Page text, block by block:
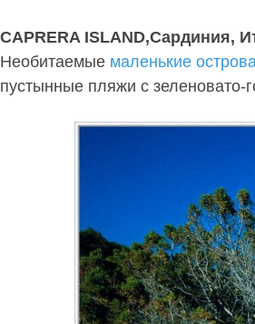
CAPRERA ISLAND,Сардиния,
Необитаемые маленькие
пустынные пляжи с зеленовато-